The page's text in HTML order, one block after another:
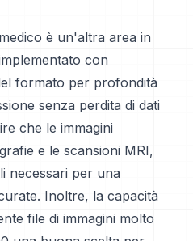
è un'altra area in
con
formato per profondità
senza perdita di dati
che le immagini
e le scansioni MRI,
necessari per una
Inoltre, la capacità
file di immagini molto